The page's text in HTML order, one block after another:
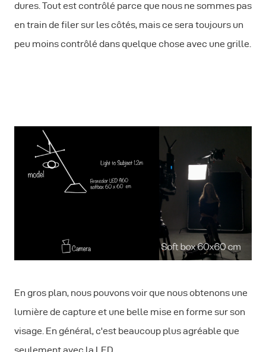
dures. Tout est contrôlé parce que nous ne sommes pas
en train de filer sur les côtés, mais ce sera toujours un
peu moins contrôlé dans quelque chose avec une grille.
En gros plan, nous pouvons voir que nous obtenons une
lumière de capture et une belle mise en forme sur son
visage. En général, c'est beaucoup plus agréable que